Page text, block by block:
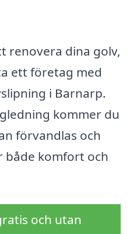
renovera dina golv,
ett företag med
i Barnarp.
kommer du
förvandlas och
komfort och
och utan